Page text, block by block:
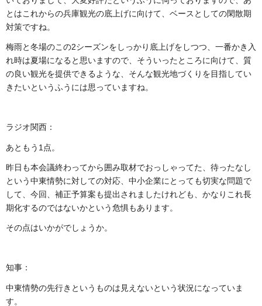
とはこれからの兵庫観光の底上げに向けて、ベースとしての閑散期
対策ですね。
梅雨と冬場のこの2シーズンをしっかり底上げをしつつ、一番かき入
れ時は夏場になると思いますので、そういったところに向けて、質
の良い観光を提供できるような、そんな観光地づくりを目指してい
きたいというふうには思っていますね。
ラジオ関西：
あともう1点。
昨日も本会議終わってから囲み取材でおっしゃってた、待ったなし
という中東情勢に対しての対応、中小企業にとっても切実な問題で
して、今回、補正予算案も提出されましたけれども、かなりこれ長
期化するのではないかという危惧もあります。
その点はいかがでしょうか。
知事：
中東情勢の先行きというものは見えないという状況になっていま
す。